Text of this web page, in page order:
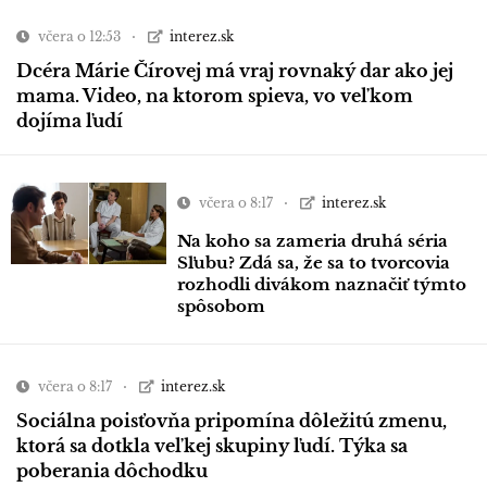
včera o 12:53 interez.sk
Dcéra Márie Čírovej má vraj rovnaký dar ako jej
mama. Video, na ktorom spieva, vo veľkom
dojíma ľudí
včera o 8:17 interez.sk
Na koho sa zameria druhá séria
Sľubu? Zdá sa, že sa to tvorcovia
rozhodli divákom naznačiť týmto
spôsobom
včera o 8:17 interez.sk
Sociálna poisťovňa pripomína dôležitú zmenu,
ktorá sa dotkla veľkej skupiny ľudí. Týka sa
poberania dôchodku